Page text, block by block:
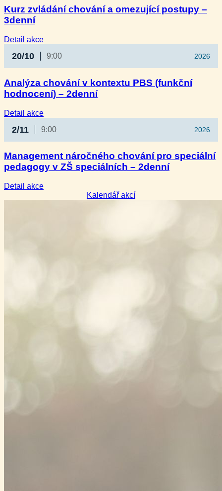
Kurz zvládání chování a omezující postupy –
3denní
Detail akce:
zvládání
postupy
–
3denní
20/10 2026
9:00
Analýza chování v kontextu PBS (funkční
hodnocení) – 2denní
Detail akce:
chování
(funkční
hodnocení)
2/11 2026
9:00
Management náročného chování pro speciální
pedagogy v ZŠ speciálních – 2denní
Detail akce:
ManagementKalendář akcí